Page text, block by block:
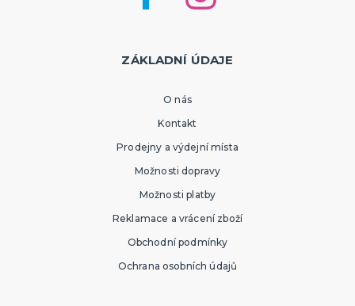
ZÁKLADNÍ ÚDAJE
O nás
Kontakt
Prodejny a výdejní místa
Možnosti dopravy
Možnosti platby
Reklamace a vrácení zboží
Obchodní podmínky
Ochrana osobních údajů